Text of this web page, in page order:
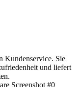
Kundenservice. Sie
und liefert